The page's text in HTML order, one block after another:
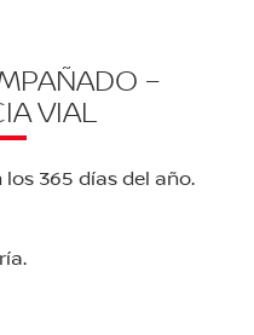
–
VIAL
365 días del año.